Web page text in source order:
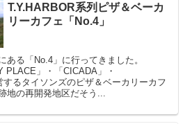
T.Y.HARBOR系列ピザ＆ベーカ
リーカフェ「No.4」
ある「No.4」に行ってきました。
PLACE」・「CICADA」・
するタイソンズのピザ＆ベーカリーカフ
地の再開発地区だそう...